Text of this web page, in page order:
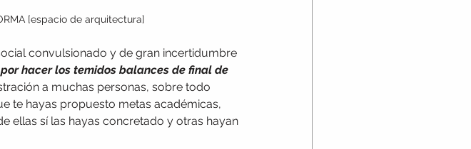
[espacio de arquitectura]
convulsionado y de gran incertidumbre
hacer los temidos balances de final de
a muchas personas, sobre todo
te hayas propuesto metas académicas,
ellas sí las hayas concretado y otras hayan